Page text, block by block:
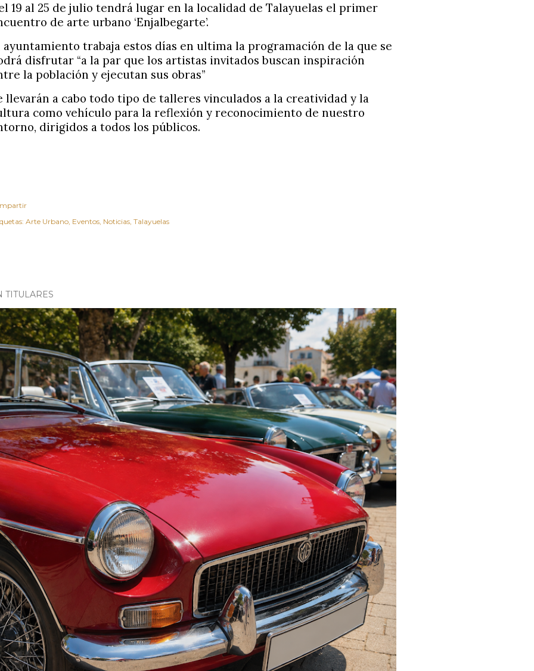
19 al 25 de julio tendrá lugar en la localidad de Talayuelas el primer
de arte urbano ‘Enjalbegarte’.
ayuntamiento trabaja estos días en ultima la programación de la que se
disfrutar “a la par que los artistas invitados buscan inspiración
la población y ejecutan sus obras”
llevarán a cabo todo tipo de talleres vinculados a la creatividad y la
como vehículo para la reflexión y reconocimiento de nuestro
dirigidos a todos los públicos.
Arte Urbano Eventos Noticias Talayuelas
TITULARES